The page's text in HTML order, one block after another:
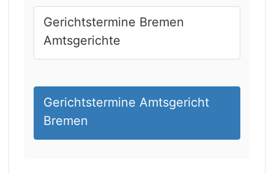
Gerichtstermine Bremen
Amtsgerichte
Gerichtstermine Amtsgericht
Bremen